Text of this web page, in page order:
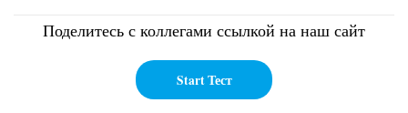
Поделитесь с коллегами ссылкой на наш сайт